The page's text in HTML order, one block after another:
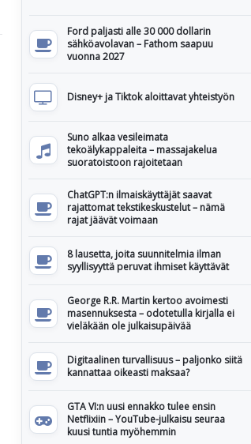
Ford paljasti alle 30 000 dollarin
sähköavolavan – Fathom saapuu
vuonna 2027
Disney+ ja Tiktok aloittavat yhteistyön
Suno alkaa vesileimata
tekoälykappaleita – massajakelua
suoratoistoon rajoitetaan
ChatGPT:n ilmaiskäyttäjät saavat
rajattomat tekstikeskustelut – nämä
rajat jäävät voimaan
8 lausetta, joita suunnitelmia ilman
syyllisyyttä peruvat ihmiset käyttävät
George R.R. Martin kertoo avoimesti
masennuksesta – odotetulla kirjalla ei
vieläkään ole julkaisupäivää
Digitaalinen turvallisuus – paljonko siitä
kannattaa oikeasti maksaa?
GTA VI:n uusi ennakko tulee ensin
Netflixiin – YouTube-julkaisu seuraa
kuusi tuntia myöhemmin